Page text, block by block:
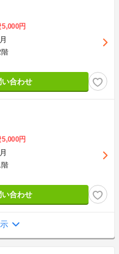
5,000円
合わせ
5,000円
階
合わせ